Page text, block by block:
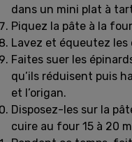
dans un mini plat à
Piquez la pâte à la
Lavez et équeutez les
Faites suer les
qu’ils réduisent puis
et l’origan.
Disposez-les sur la
cuire au four 15 à 20